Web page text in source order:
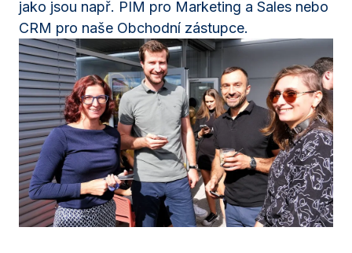
jako jsou např. PIM pro Marketing a Sales nebo
CRM pro naše Obchodní zástupce.